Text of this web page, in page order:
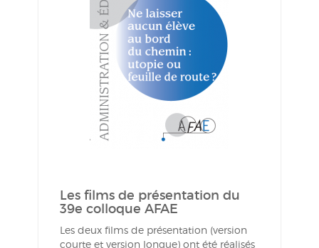
Les films de présentation du
39e colloque AFAE
Les deux films de présentation (version
courte et version longue) ont été réalisés